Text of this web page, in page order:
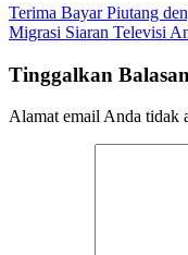
Navigasi
pos
Terima Bayar Piutang
Migrasi Siaran Televisi
Tinggalkan Balasan
Alamat email Anda tidak